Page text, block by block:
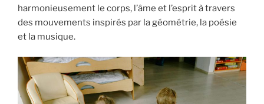
harmonieusement le corps, l’âme et l’esprit à travers
des mouvements inspirés par la géométrie, la poésie
et la musique.